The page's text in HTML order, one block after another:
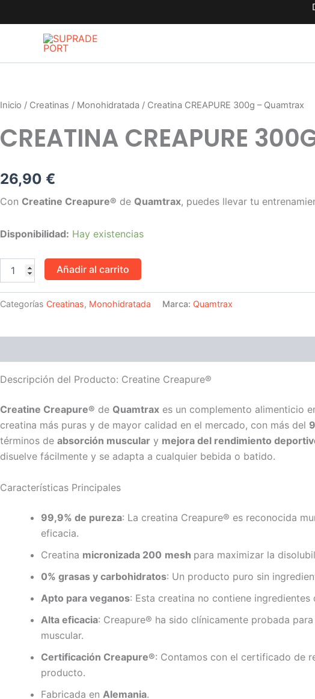
al
contenido
Inicio / Creatinas / Monohidratada / Creatina CREAPURE 300g – Quamtrax
CREATINA CREAPURE
26,90 €
Con Creatine Creapure® de Quamtrax, puedes llevar tu
Disponibilidad: Hay existencias
-
cantidad
Añadir al carrito
Categorías Creatinas, Monohidratada Marca: Quamtrax
Descripción del Producto: Creatine Creapure®
Creatine Creapure® de Quamtrax es un complemento alimenticio
creatina más puras y de mayor calidad en el mercado, con más del
términos de absorción muscular y mejora del rendimiento
disuelve fácilmente y se adapta a cualquier bebida o batido.
Características Principales
99,9% de pureza: La creatina Creapure® es reconocida
eficacia.
Creatina micronizada 200 mesh para maximizar la
0% grasas y carbohidratos: Un producto puro sin
Apto para veganos: Esta creatina no contiene
Alta eficacia: Creapure® ha sido clínicamente probada
muscular.
Certificación Creapure®: Contamos con el certificado de
producto.
Fabricada en Alemania.